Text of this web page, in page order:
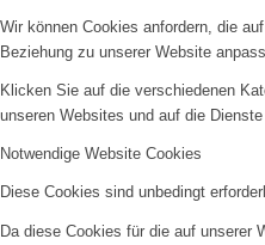
Wir können Cookies anfordern, die
Beziehung zu unserer Website
Klicken Sie auf die verschiedenen
unseren Websites und auf die
Notwendige Website Cookies
Diese Cookies sind unbedingt
Da diese Cookies für die auf unserer